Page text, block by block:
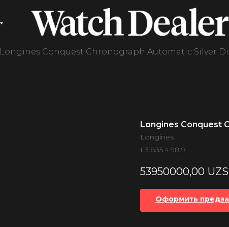
Longines Conquest Chronograph Automatic Silver
Longines Conquest
Longines
L3.835.4.98.9
53950000,00 UZS
Оформить